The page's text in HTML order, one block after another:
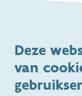
Deze
van
Ontwikkeling en gedrag
Specifieke
ondersteuningsbehoefte